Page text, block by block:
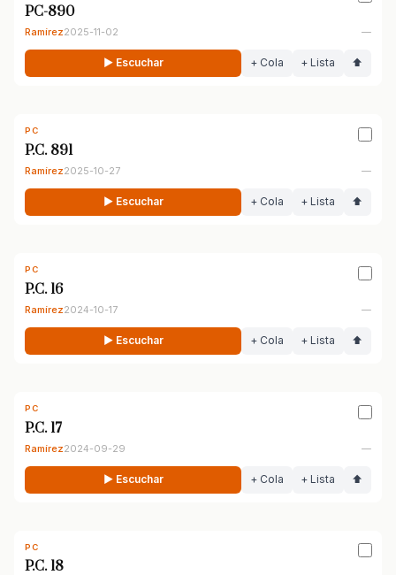
PC-890
Ramírez2025-11-02 —
▶ Escuchar + Cola + Lista ⬆
PC
P.C. 891
Ramírez2025-10-27 —
▶ Escuchar + Cola + Lista ⬆
PC
P.C. 16
Ramírez2024-10-17 —
▶ Escuchar + Cola + Lista ⬆
PC
P.C. 17
Ramírez2024-09-29 —
▶ Escuchar + Cola + Lista ⬆
PC
P.C. 18